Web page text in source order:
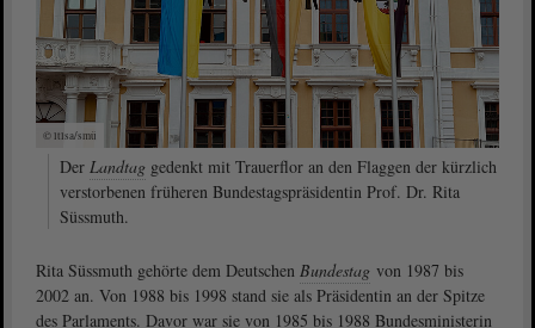
© ltlsa/smü
Der Landtag gedenkt mit Trauerflor an den Flaggen der kürzlich
verstorbenen früheren Bundestagspräsidentin Prof. Dr. Rita
Süssmuth.
Rita Süssmuth gehörte dem Deutschen Bundestag von 1987 bis
2002 an. Von 1988 bis 1998 stand sie als Präsidentin an der Spitze
des Parlaments. Davor war sie von 1985 bis 1988 Bundesministerin